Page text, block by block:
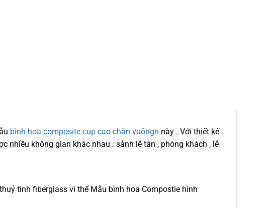
bình hoa composite cup cao chân vuôngn này . Với thiết kế
nhiều không gian khác nhau : sảnh lễ tân , phòng khách , lễ
tinh fiberglass vì thế Mẫu bình hoa Compostie hình